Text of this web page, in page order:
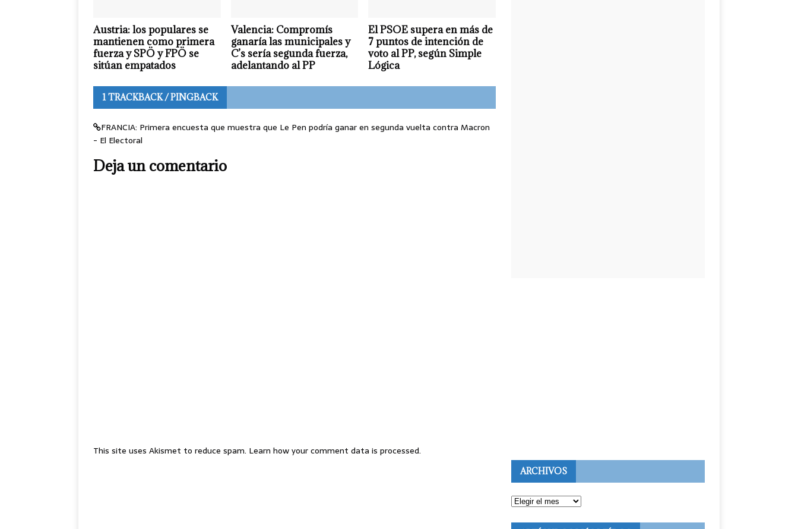
Austria: los populares se
mantienen como primera
fuerza y SPÖ y FPÖ se
sitúan empatados
Valencia: Compromís
ganaría las municipales y
C’s sería segunda fuerza,
adelantando al PP
El PSOE supera en más de
7 puntos de intención de
voto al PP, según Simple
Lógica
1 TRACKBACK / PINGBACK
FRANCIA: Primera encuesta que muestra que Le Pen podría ganar en segunda vuelta contra Macron
- El Electoral
Deja un comentario
This site uses Akismet to reduce spam. Learn how your comment data is processed.
ARCHIVOS